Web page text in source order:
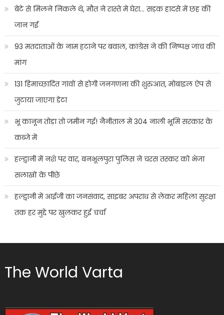
बेटे से मिलने निकले थे, मौत ने रास्ते में घेरा… सड़क हादसे में छह की
जान गई
93 मतदाताओं के नाम हटाने पर बवाल, कांग्रेस ने की निष्पक्ष जांच की
मांग
131 हिमाच्छादित गांवों से होगी जनगणना की शुरुआत, मोबाइल ऐप से
जुटाया जाएगा डेटा
भू कानून तोड़ा तो जमीन गई! नैनीताल में 304 नाली भूमि सरकार के
कब्जे में
हल्द्वानी में नशे पर वार, बनभूलपुरा पुलिस ने चरस तस्कर को भेजा
सलाखों के पीछे
हल्द्वानी में आईजी का जनसंवाद, साइबर अपराध से लेकर महिला सुरक्षा
तक हर मुद्दे पर खुलकर हुई चर्चा
The World Varta